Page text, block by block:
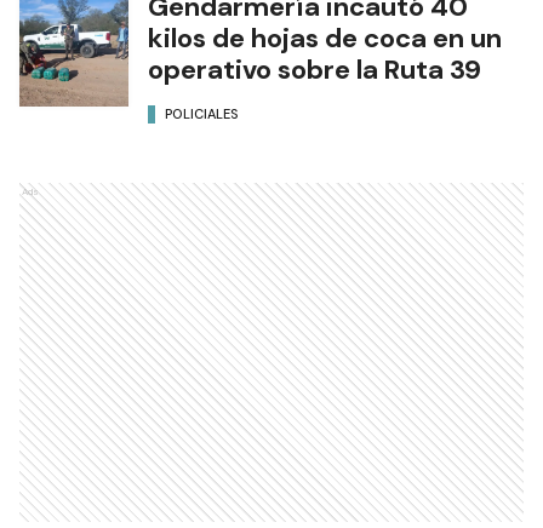
kilos de hojas de coca en un
operativo sobre la Ruta 39
POLICIALES
Ads